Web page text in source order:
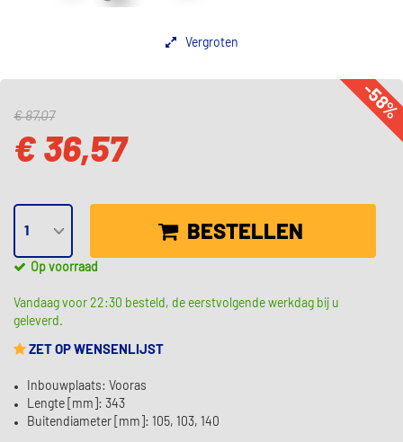
Vergroten
-
€ 87,07
€ 36,57
BESTELLEN
Op voorraad
Vandaag voor 22:30 besteld, de eerstvolgende werkdag bij u
geleverd.
ZET OP WENSENLIJST
Inbouwplaats: Vooras
Lengte [mm]: 343
Buitendiameter [mm]: 105, 103, 140